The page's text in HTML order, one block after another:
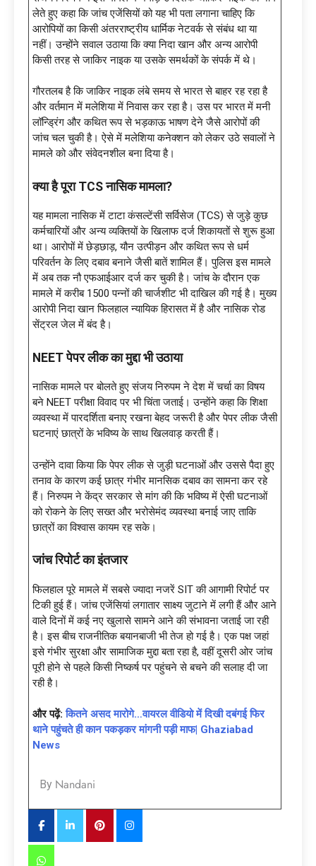
लेते हुए कहा कि जांच एजेंसियों को यह भी पता लगाना चाहिए कि
आरोपियों का किसी अंतरराष्ट्रीय धार्मिक नेटवर्क से संबंध था या
नहीं। उन्होंने सवाल उठाया कि क्या निदा खान और अन्य आरोपी
किसी तरह से जाकिर नाइक या उसके समर्थकों के संपर्क में थे।
गौरतलब है कि जाकिर नाइक लंबे समय से भारत से बाहर रह रहा है
और वर्तमान में मलेशिया में निवास कर रहा है। उस पर भारत में मनी
लॉन्ड्रिंग और कथित रूप से भड़काऊ भाषण देने जैसे आरोपों की
जांच चल चुकी है। ऐसे में मलेशिया कनेक्शन को लेकर उठे सवालों ने
मामले को और संवेदनशील बना दिया है।
क्या है पूरा TCS नासिक मामला?
यह मामला नासिक में टाटा कंसल्टेंसी सर्विसेज (TCS) से जुड़े कुछ
कर्मचारियों और अन्य व्यक्तियों के खिलाफ दर्ज शिकायतों से शुरू हुआ
था। आरोपों में छेड़छाड़, यौन उत्पीड़न और कथित रूप से धर्म
परिवर्तन के लिए दबाव बनाने जैसी बातें शामिल हैं। पुलिस इस मामले
में अब तक नौ एफआईआर दर्ज कर चुकी है। जांच के दौरान एक
मामले में करीब 1500 पन्नों की चार्जशीट भी दाखिल की गई है। मुख्य
आरोपी निदा खान फिलहाल न्यायिक हिरासत में है और नासिक रोड
सेंट्रल जेल में बंद है।
NEET पेपर लीक का मुद्दा भी उठाया
नासिक मामले पर बोलते हुए संजय निरुपम ने देश में चर्चा का विषय
बने NEET परीक्षा विवाद पर भी चिंता जताई। उन्होंने कहा कि शिक्षा
व्यवस्था में पारदर्शिता बनाए रखना बेहद जरूरी है और पेपर लीक जैसी
घटनाएं छात्रों के भविष्य के साथ खिलवाड़ करती हैं।
उन्होंने दावा किया कि पेपर लीक से जुड़ी घटनाओं और उससे पैदा हुए
तनाव के कारण कई छात्र गंभीर मानसिक दबाव का सामना कर रहे
हैं। निरुपम ने केंद्र सरकार से मांग की कि भविष्य में ऐसी घटनाओं
को रोकने के लिए सख्त और भरोसेमंद व्यवस्था बनाई जाए ताकि
छात्रों का विश्वास कायम रह सके।
जांच रिपोर्ट का इंतजार
फिलहाल पूरे मामले में सबसे ज्यादा नजरें SIT की आगामी रिपोर्ट पर
टिकी हुई हैं। जांच एजेंसियां लगातार साक्ष्य जुटाने में लगी हैं और आने
वाले दिनों में कई नए खुलासे सामने आने की संभावना जताई जा रही
है। इस बीच राजनीतिक बयानबाजी भी तेज हो गई है। एक पक्ष जहां
इसे गंभीर सुरक्षा और सामाजिक मुद्दा बता रहा है, वहीं दूसरी ओर जांच
पूरी होने से पहले किसी निष्कर्ष पर पहुंचने से बचने की सलाह दी जा
रही है।
और पढ़ें:कितने असद मारोगे…वायरल वीडियो में दिखी दबंगई फिर
थाने पहुंचते ही कान पकड़कर मांगनी पड़ी माफ| Ghaziabad
News
By Nandani